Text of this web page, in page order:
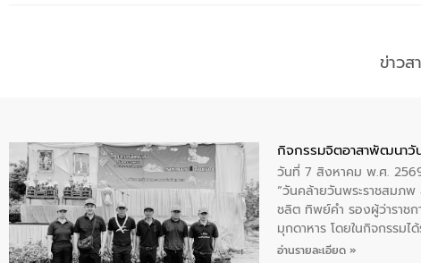
ข่าวส
กิจกรรมจิตอาสาพัฒนาวั
วันที่ 7 สิงหาคม พ.ศ.
“วันคล้ายวันพระราชสมภพ
ชลิต ทิพย์คำ รองผู้ว่าราชก
มุกดาหาร โดยในกิจกรรม
พระบรมราชินีนาถ พระบร
อ่านรายละเอียด »